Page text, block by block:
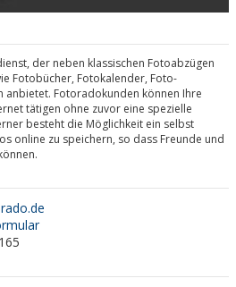
der neben klassischen Fotoabzügen
Fotobücher, Fotokalender, Foto-
anbietet. Fotoradokunden können Ihre
tätigen ohne zuvor eine spezielle
besteht die Möglichkeit ein selbst
online zu speichern, so dass Freunde und